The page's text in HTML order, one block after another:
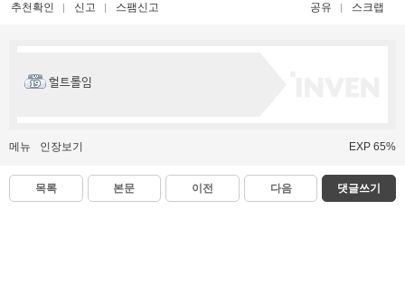
추천확인 신고 스팸신고 공유 스크랩
헐트롤임
메뉴 인장보기 EXP 65%
목록 본문 이전 다음 댓글쓰기